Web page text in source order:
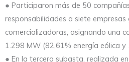
● Participaron más de 50
responsabilidades a siete
comercializadoras, asignando una
1.298 MW (82,61% energía eólica y
● En la tercera subasta, realizada